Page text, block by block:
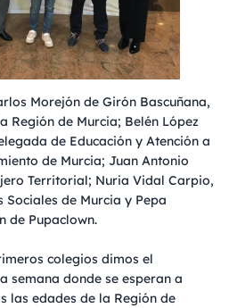
Morejón de Girón Bascuñana,
Región de Murcia; Belén López
de Educación y Atención a
de Murcia; Juan Antonio
Territorial; Nuria Vidal Carpio,
de Murcia y Pepa
de Pupaclown.
colegios dimos el
semana donde se esperan a
las edades de la Región de